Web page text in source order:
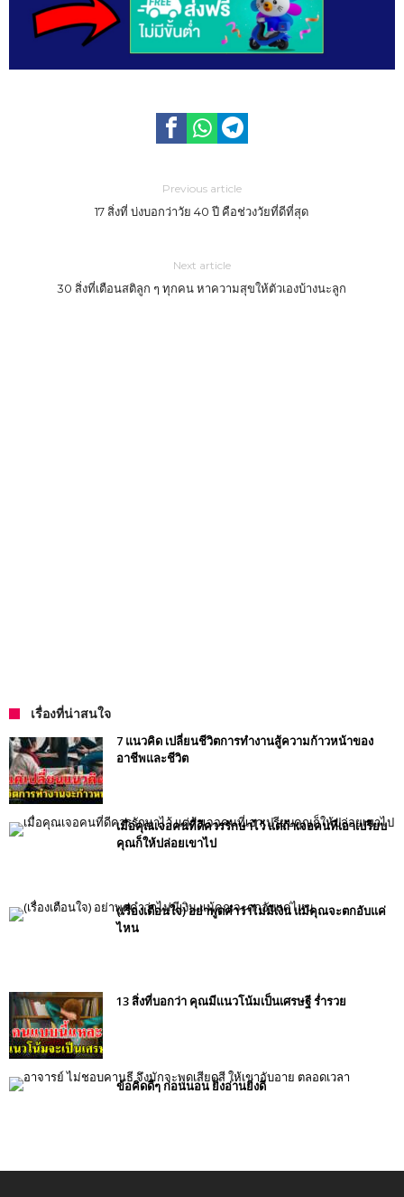
Previous article
17 สิ่งที่ บ่งบอกว่าวัย 40 ปี คือช่วงวัยที่ดีที่สุด
Next article
30 สิ่งที่เตือนสติลูก ๆ ทุกคน หาความสุขให้ตัวเองบ้างนะลูก
เรื่องที่น่าสนใจ
7 แนวคิด เปลี่ยนชีวิตการทำงานสู้ความก้าวหน้าของ
อาชีพและชีวิต
เมื่อคุณเจอคนที่ดีควรรักษาไว้ แต่ถ้าเจอคนที่เอาเปรียบ
คุณก็ให้ปล่อยเขาไป
(เรื่องเตือนใจ) อย่าพูดคำว่าไม่มีเงิน แม้คุณจะตกอับแค่
ไหน
13 สิ่งที่บอกว่า คุณมีเเนวโน้มเป็นเศรษฐี ร่ำรวย
ข้อคิดดีๆ ก่อนนอน ยิ่งอ่านยิ่งดี